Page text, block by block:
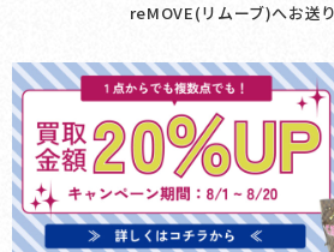
reMOVE(リムーブ)へお送